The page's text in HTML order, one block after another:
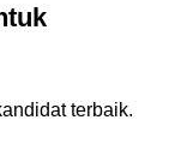
terbaik.